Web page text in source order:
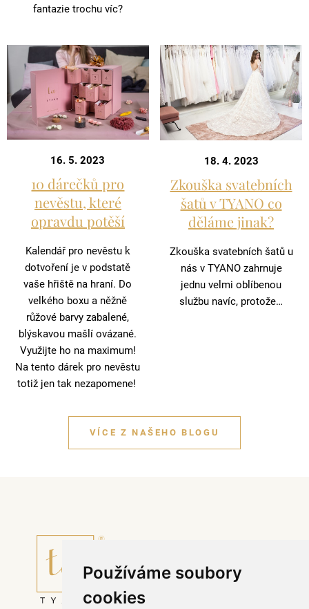
Používáme soubory
cookies
fantazie trochu víc?
16. 5. 2023
10 dárečků pro
nevěstu, které
opravdu potěší
Kalendář pro nevěstu k
dotvoření je v podstatě
vaše hřiště na hraní. Do
velkého boxu a něžně
růžové barvy zabalené,
blýskavou mašlí ovázané.
Využijte ho na maximum!
Na tento dárek pro nevěstu
totiž jen tak nezapomene!
18. 4. 2023
Zkouška svatebních
šatů v TYANO co
děláme jinak?
Zkouška svatebních šatů u
nás v TYANO zahrnuje
jednu velmi oblíbenou
službu navíc, protože…
VÍCE Z NAŠEHO BLOGU